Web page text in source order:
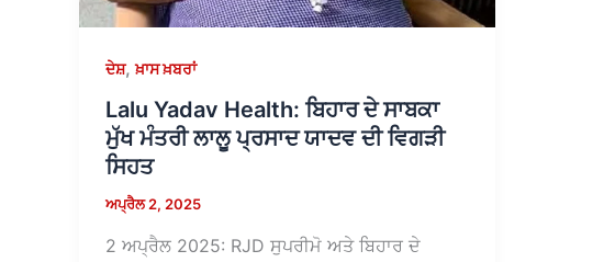
ਦੇਸ਼,ਖ਼ਾਸ ਖ਼ਬਰਾਂ
Lalu Yadav Health: ਬਿਹਾਰ ਦੇ ਸਾਬਕਾ
ਮੁੱਖ ਮੰਤਰੀ ਲਾਲੂ ਪ੍ਰਸਾਦ ਯਾਦਵ ਦੀ ਵਿਗੜੀ
ਸਿਹਤ
ਅਪ੍ਰੈਲ 2, 2025
2 ਅਪ੍ਰੈਲ 2025: RJD ਸੁਪਰੀਮੋ ਅਤੇ ਬਿਹਾਰ ਦੇ